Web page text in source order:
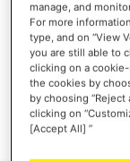
NUOVI CLIENTI
La creazione di un
indirizzo, tenere traccia
manage, and
For more
type, and on “View
you are still able to
clicking on a
the cookies by
by choosing
clicking on
[Accept All] ”